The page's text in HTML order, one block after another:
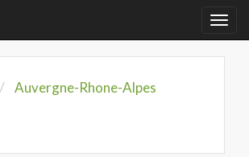
Auvergne-Rhone-Alpes